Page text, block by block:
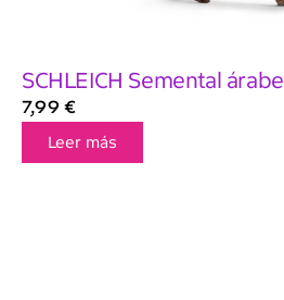
SCHLEICH Semental árabe
7,99 €
Leer más